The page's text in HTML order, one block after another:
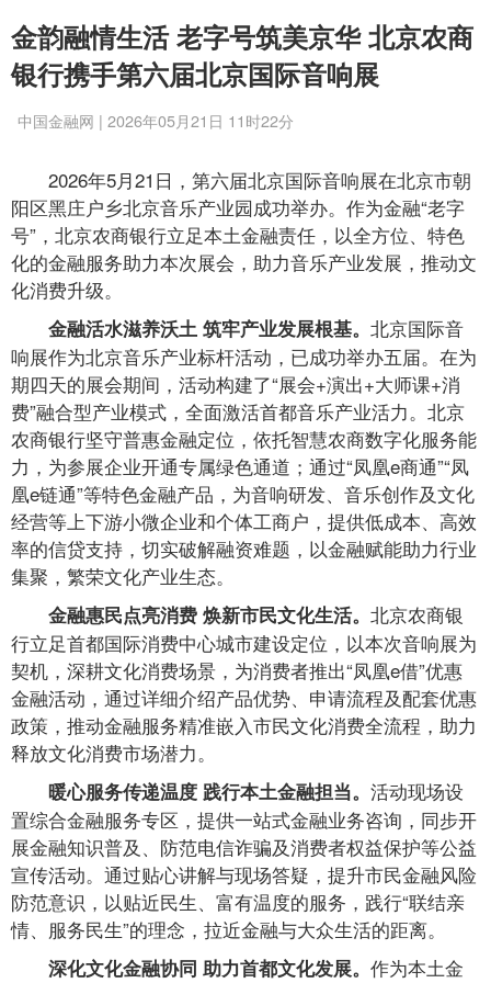
金韵融情生活 老字号筑美京华 北京农商
银行携手第六届北京国际音响展
中国金融网 | 2026年05月21日 11时22分
2026年5月21日，第六届北京国际音响展在北京市朝
阳区黑庄户乡北京音乐产业园成功举办。作为金融“老字
号”，北京农商银行立足本土金融责任，以全方位、特色
化的金融服务助力本次展会，助力音乐产业发展，推动文
化消费升级。
金融活水滋养沃土 筑牢产业发展根基。 北京国际音
响展作为北京音乐产业标杆活动，已成功举办五届。在为
期四天的展会期间，活动构建了“展会+演出+大师课+消
费”融合型产业模式，全面激活首都音乐产业活力。北京
农商银行坚守普惠金融定位，依托智慧农商数字化服务能
力，为参展企业开通专属绿色通道；通过“凤凰e商通”“凤
凰e链通”等特色金融产品，为音响研发、音乐创作及文化
经营等上下游小微企业和个体工商户，提供低成本、高效
率的信贷支持，切实破解融资难题，以金融赋能助力行业
集聚，繁荣文化产业生态。
金融惠民点亮消费 焕新市民文化生活。 北京农商银
行立足首都国际消费中心城市建设定位，以本次音响展为
契机，深耕文化消费场景，为消费者推出“凤凰e借”优惠
金融活动，通过详细介绍产品优势、申请流程及配套优惠
政策，推动金融服务精准嵌入市民文化消费全流程，助力
释放文化消费市场潜力。
暖心服务传递温度 践行本土金融担当。 活动现场设
置综合金融服务专区，提供一站式金融业务咨询，同步开
展金融知识普及、防范电信诈骗及消费者权益保护等公益
宣传活动。通过贴心讲解与现场答疑，提升市民金融风险
防范意识，以贴近民生、富有温度的服务，践行“联结亲
情、服务民生”的理念，拉近金融与大众生活的距离。
深化文化金融协同 助力首都文化发展。 作为本土金